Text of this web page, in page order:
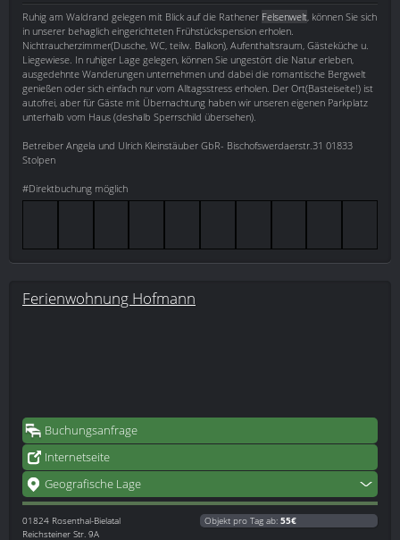
Ruhig am Waldrand gelegen mit Blick auf die Rathener Felsenwelt , können Sie sich
in unserer behaglich eingerichteten Frühstückspension erholen.
Nichtraucherzimmer(Dusche, WC, teilw. Balkon), Aufenthaltsraum, Gästeküche u.
Liegewiese. In ruhiger Lage gelegen, können Sie ungestört die Natur erleben,
ausgedehnte Wanderungen unternehmen und dabei die romantische Bergwelt
genießen oder sich einfach nur vom Alltagsstress erholen. Der Ort(Basteiseite!) ist
autofrei, aber für Gäste mit Übernachtung haben wir unseren eigenen Parkplatz
unterhalb vom Haus (deshalb Sperrschild übersehen).
Betreiber Angela und Ulrich Kleinstäuber GbR- Bischofswerdaerstr.31 01833
Stolpen
#Direktbuchung möglich
Ferienwohnung Hofmann
Buchungsanfrage
Internetseite
Geografische Lage
01824 Rosenthal-Bielatal
Reichsteiner Str. 9A
Objekt pro Tag ab: 55€